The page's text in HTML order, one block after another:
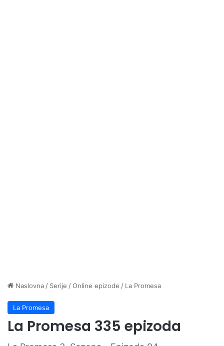
Naslovna / Serije /Online epizode / La Promesa
La Promesa
La Promesa 335 epizoda